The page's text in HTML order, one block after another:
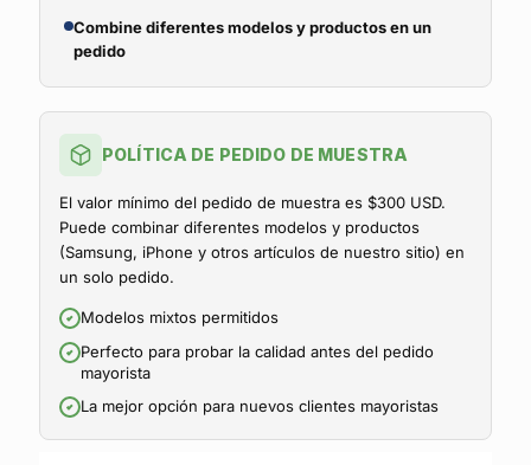
Combine diferentes modelos y productos en un
pedido
POLÍTICA DE PEDIDO DE MUESTRA
El valor mínimo del pedido de muestra es $300 USD.
Puede combinar diferentes modelos y productos
(Samsung, iPhone y otros artículos de nuestro sitio) en
un solo pedido.
Modelos mixtos permitidos
Perfecto para probar la calidad antes del pedido
mayorista
La mejor opción para nuevos clientes mayoristas